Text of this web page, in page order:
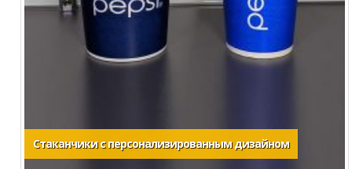
Стаканчики с персонализированным дизайном